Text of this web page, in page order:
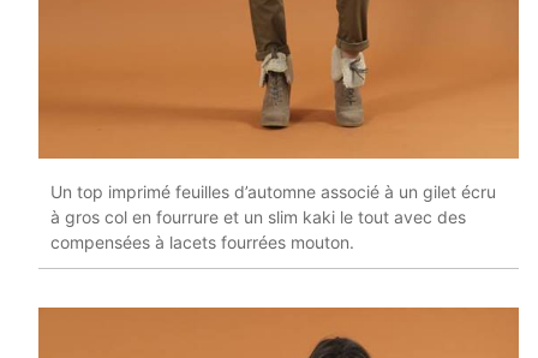
Un top imprimé feuilles d’automne associé à un gilet écru
à gros col en fourrure et un slim kaki le tout avec des
compensées à lacets fourrées mouton.